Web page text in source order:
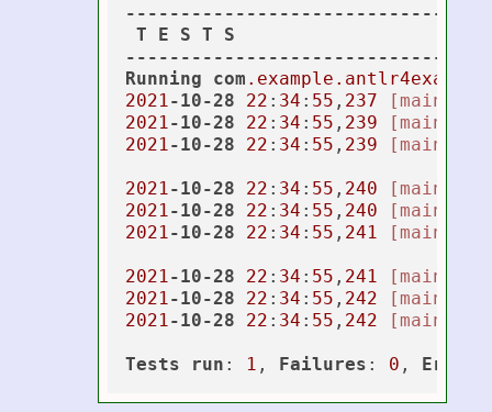
T
E S T
S
Running
com .example .antlr4exam
2021 -10-28 22 : 34 : 55 , 237 [main]
2021 -10-28 22 : 34 : 55 , 239 [main]
2021 -10-28 22 : 34 : 55 , 239 [main]
2021 -10-28 22 : 34 : 55 , 240 [main]
2021 -10-28 22 : 34 : 55 , 240 [main]
2021 -10-28 22 : 34 : 55 , 241 [main]
2021 -10-28 22 : 34 : 55 , 241 [main]
2021 -10-28 22 : 34 : 55 , 242 [main]
2021 -10-28 22 : 34 : 55 , 242 [main]
Tests run : 1 , Failures : 0 , Errors